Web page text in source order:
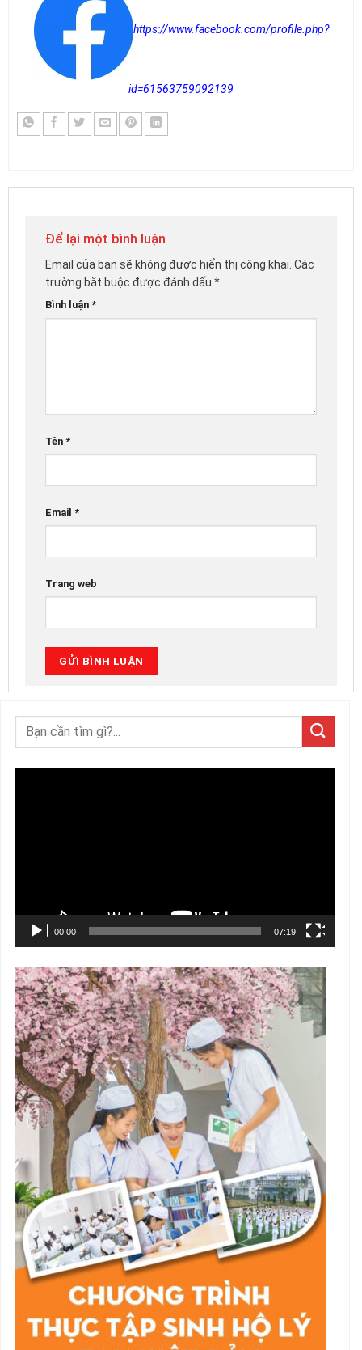
https://www.facebook.com/profile.php?
id=61563759092139
Để lại một bình luận
Email của bạn sẽ không được hiển thị công khai. Các
trường bắt buộc được đánh dấu *
Bình luận *
Tên *
Email *
Trang web
00:00 07:19